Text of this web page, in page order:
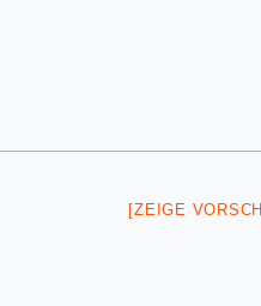
[ZEIGE